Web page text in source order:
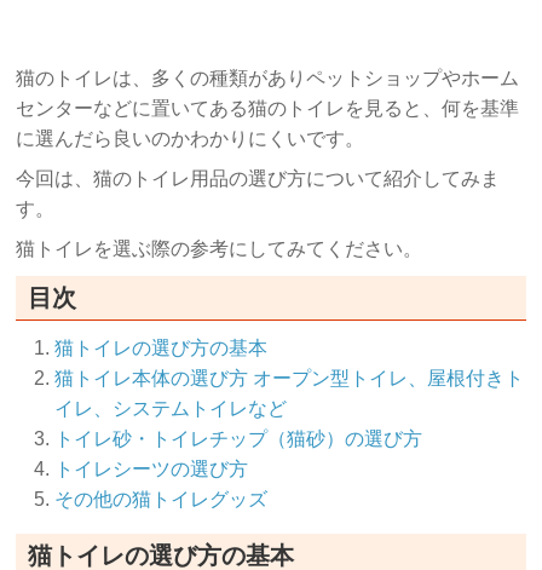
猫のトイレは、多くの種類がありペットショップやホーム
センターなどに置いてある猫のトイレを見ると、何を基準
に選んだら良いのかわかりにくいです。
今回は、猫のトイレ用品の選び方について紹介してみま
す。
猫トイレを選ぶ際の参考にしてみてください。
目次
猫トイレの選び方の基本
猫トイレ本体の選び方 オープン型トイレ、屋根付きト
イレ、システムトイレなど
トイレ砂・トイレチップ（猫砂）の選び方
トイレシーツの選び方
その他の猫トイレグッズ
猫トイレの選び方の基本